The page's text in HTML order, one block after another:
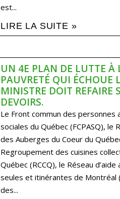
est...
LIRE LA SUITE »
UN 4E PLAN DE LUTTE À
PAUVRETÉ QUI ÉCHOUE
MINISTRE DOIT REFAIRE
DEVOIRS.
Le Front commun des personnes
sociales du Québec (FCPASQ), le
des Auberges du Coeur du
Regroupement des cuisines
Québec (RCCQ), le Réseau
seules et itinérantes de Montréal
des...